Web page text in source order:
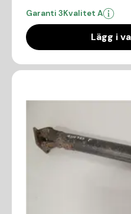
Garanti 3Kvalitet A
Lägg i